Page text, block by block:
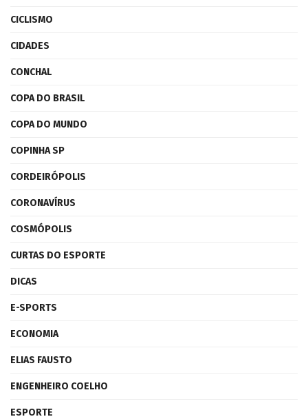
CICLISMO
CIDADES
CONCHAL
COPA DO BRASIL
COPA DO MUNDO
COPINHA SP
CORDEIRÓPOLIS
CORONAVÍRUS
COSMÓPOLIS
CURTAS DO ESPORTE
DICAS
E-SPORTS
ECONOMIA
ELIAS FAUSTO
ENGENHEIRO COELHO
ESPORTE